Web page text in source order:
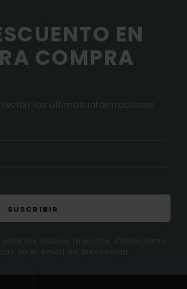
EN
COMPRA
las ultimas informaciones
SUSCRIBIR
los nuevos inscritos. Condiciones
en el email de bienvenida